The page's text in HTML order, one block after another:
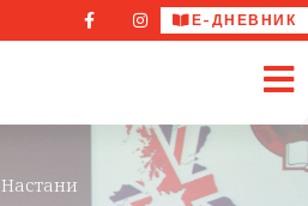
Е-ДНЕВНИК
Настани